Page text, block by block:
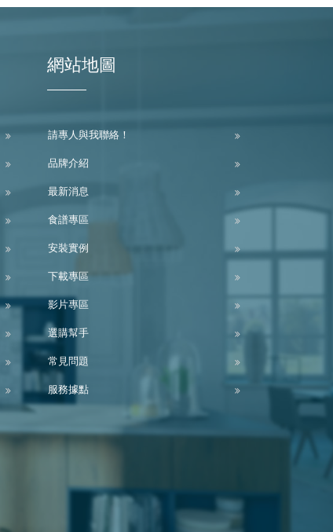
網站地圖
請專人與我聯絡！
品牌介紹
最新消息
食譜專區
安裝實例
下載專區
影片專區
選購幫手
常見問題
服務據點